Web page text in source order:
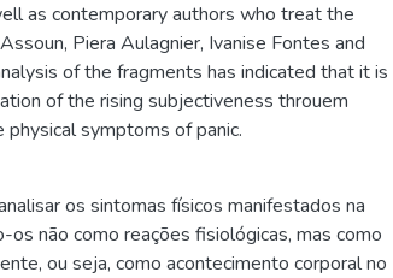
as contemporary authors who treat the
Piera Aulagnier, Ivanise Fontes and
of the fragments has indicated that it is
of the rising subjectiveness throuem
symptoms of panic.
os sintomas físicos manifestados na
os não como reações fisiológicas, mas como
ou seja, como acontecimento corporal no